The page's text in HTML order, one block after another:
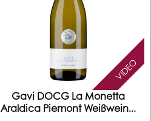
VIDEO
Gavi DOCG La Monetta
Araldica Piemont Weißwein...